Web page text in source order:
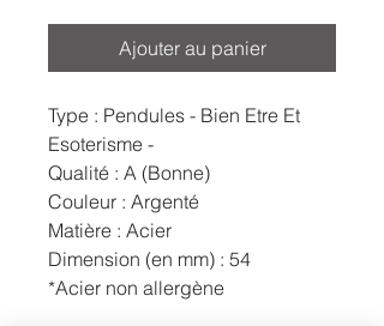
Ajouter au panier
Type : Pendules - Bien Etre Et
Esoterisme -
Qualité : A (Bonne)
Couleur : Argenté
Matière : Acier
Dimension (en mm) : 54
*Acier non allergène